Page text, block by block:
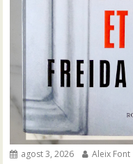
agost 3, 2026 Aleix Font